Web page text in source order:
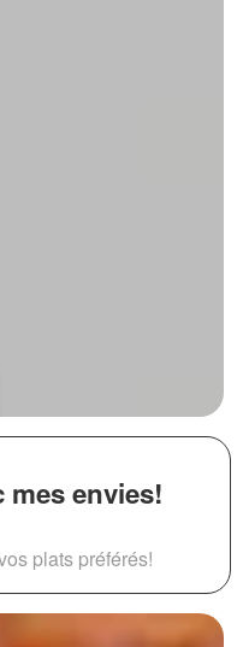
mes envies!
plats préférés!